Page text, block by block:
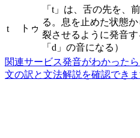
t トゥ
「t」は、舌の先を、
る。息を止めた状態
裂させるように発音
「d」の音になる）
関連サービス発音がわかった
文の訳と文法解説を確認でき